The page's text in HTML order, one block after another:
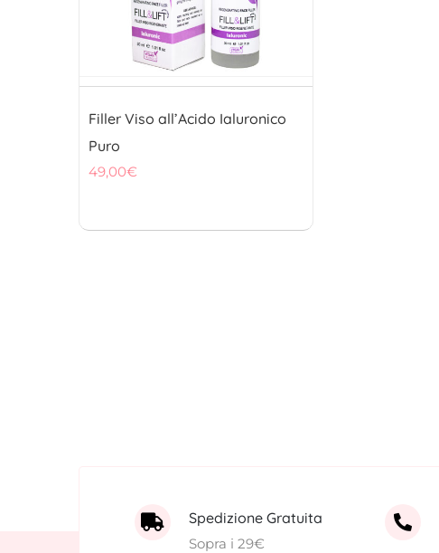
Filler Viso all’Acido Ialuronico
Puro
49,00€
Spedizione Gratuita
Sopra i 29€